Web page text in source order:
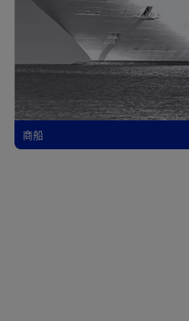
商船